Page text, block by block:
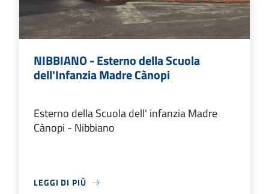
NIBBIANO - Esterno della Scuola
dell'Infanzia Madre Cànopi
Esterno della Scuola dell' infanzia Madre
Cànopi - Nibbiano
LEGGI DI PIÙ